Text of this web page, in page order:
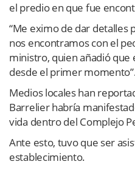
el predio en que fue
“Me eximo de dar detalles
nos encontramos con el
ministro, quien añadió
desde el primer
Medios locales han
Barrelier habría
vida dentro del Complejo
Ante esto, tuvo que ser
establecimiento.